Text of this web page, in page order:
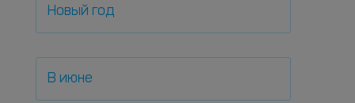
Новый год
В июне